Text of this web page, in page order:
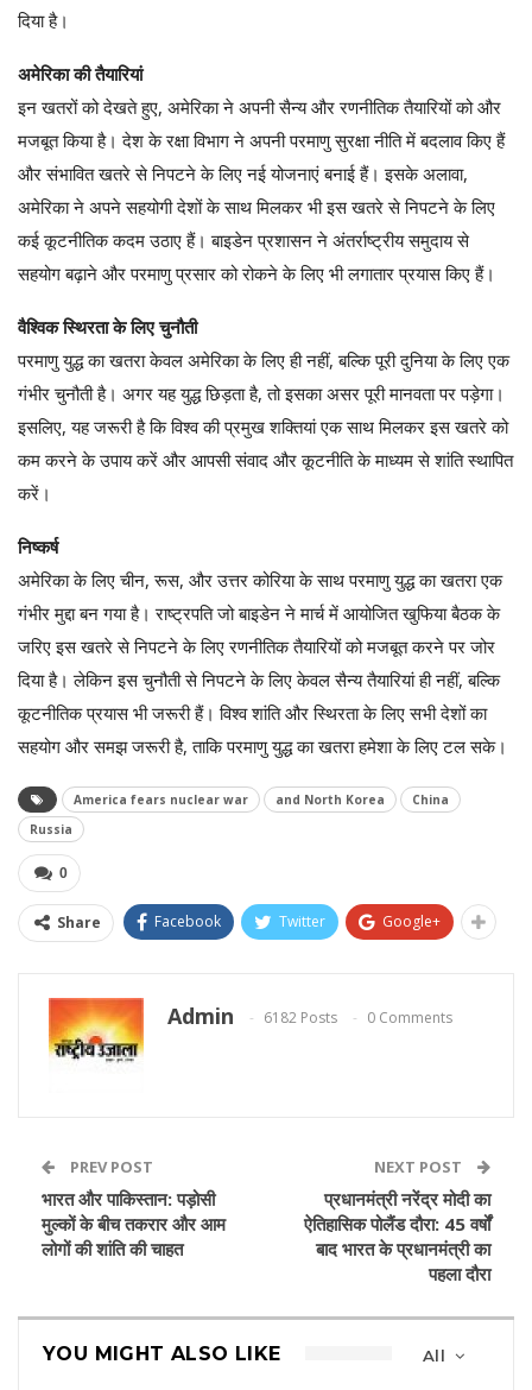
दिया है।
अमेरिका की तैयारियां
इन खतरों को देखते हुए, अमेरिका ने अपनी सैन्य और रणनीतिक तैयारियों को और
मजबूत किया है। देश के रक्षा विभाग ने अपनी परमाणु सुरक्षा नीति में बदलाव किए हैं
और संभावित खतरे से निपटने के लिए नई योजनाएं बनाई हैं। इसके अलावा,
अमेरिका ने अपने सहयोगी देशों के साथ मिलकर भी इस खतरे से निपटने के लिए
कई कूटनीतिक कदम उठाए हैं। बाइडेन प्रशासन ने अंतर्राष्ट्रीय समुदाय से
सहयोग बढ़ाने और परमाणु प्रसार को रोकने के लिए भी लगातार प्रयास किए हैं।
वैश्विक स्थिरता के लिए चुनौती
परमाणु युद्ध का खतरा केवल अमेरिका के लिए ही नहीं, बल्कि पूरी दुनिया के लिए एक
गंभीर चुनौती है। अगर यह युद्ध छिड़ता है, तो इसका असर पूरी मानवता पर पड़ेगा।
इसलिए, यह जरूरी है कि विश्व की प्रमुख शक्तियां एक साथ मिलकर इस खतरे को
कम करने के उपाय करें और आपसी संवाद और कूटनीति के माध्यम से शांति स्थापित
करें।
निष्कर्ष
अमेरिका के लिए चीन, रूस, और उत्तर कोरिया के साथ परमाणु युद्ध का खतरा एक
गंभीर मुद्दा बन गया है। राष्ट्रपति जो बाइडेन ने मार्च में आयोजित खुफिया बैठक के
जरिए इस खतरे से निपटने के लिए रणनीतिक तैयारियों को मजबूत करने पर जोर
दिया है। लेकिन इस चुनौती से निपटने के लिए केवल सैन्य तैयारियां ही नहीं, बल्कि
कूटनीतिक प्रयास भी जरूरी हैं। विश्व शांति और स्थिरता के लिए सभी देशों का
सहयोग और समझ जरूरी है, ताकि परमाणु युद्ध का खतरा हमेशा के लिए टल सके।
America fears nuclear war and North Korea
China
Russia
0
Share Facebook Twitter Google+
Admin 6182 Posts 0 Comments
PREV POST
भारत और पाकिस्तान: पड़ोसी
मुल्कों के बीच तकरार और आम
लोगों की शांति की चाहत
NEXT POST
प्रधानमंत्री नरेंद्र मोदी का
ऐतिहासिक पोलैंड दौरा: 45 वर्षों
बाद भारत के प्रधानमंत्री का
पहला दौरा
All
YOU MIGHT ALSO LIKE